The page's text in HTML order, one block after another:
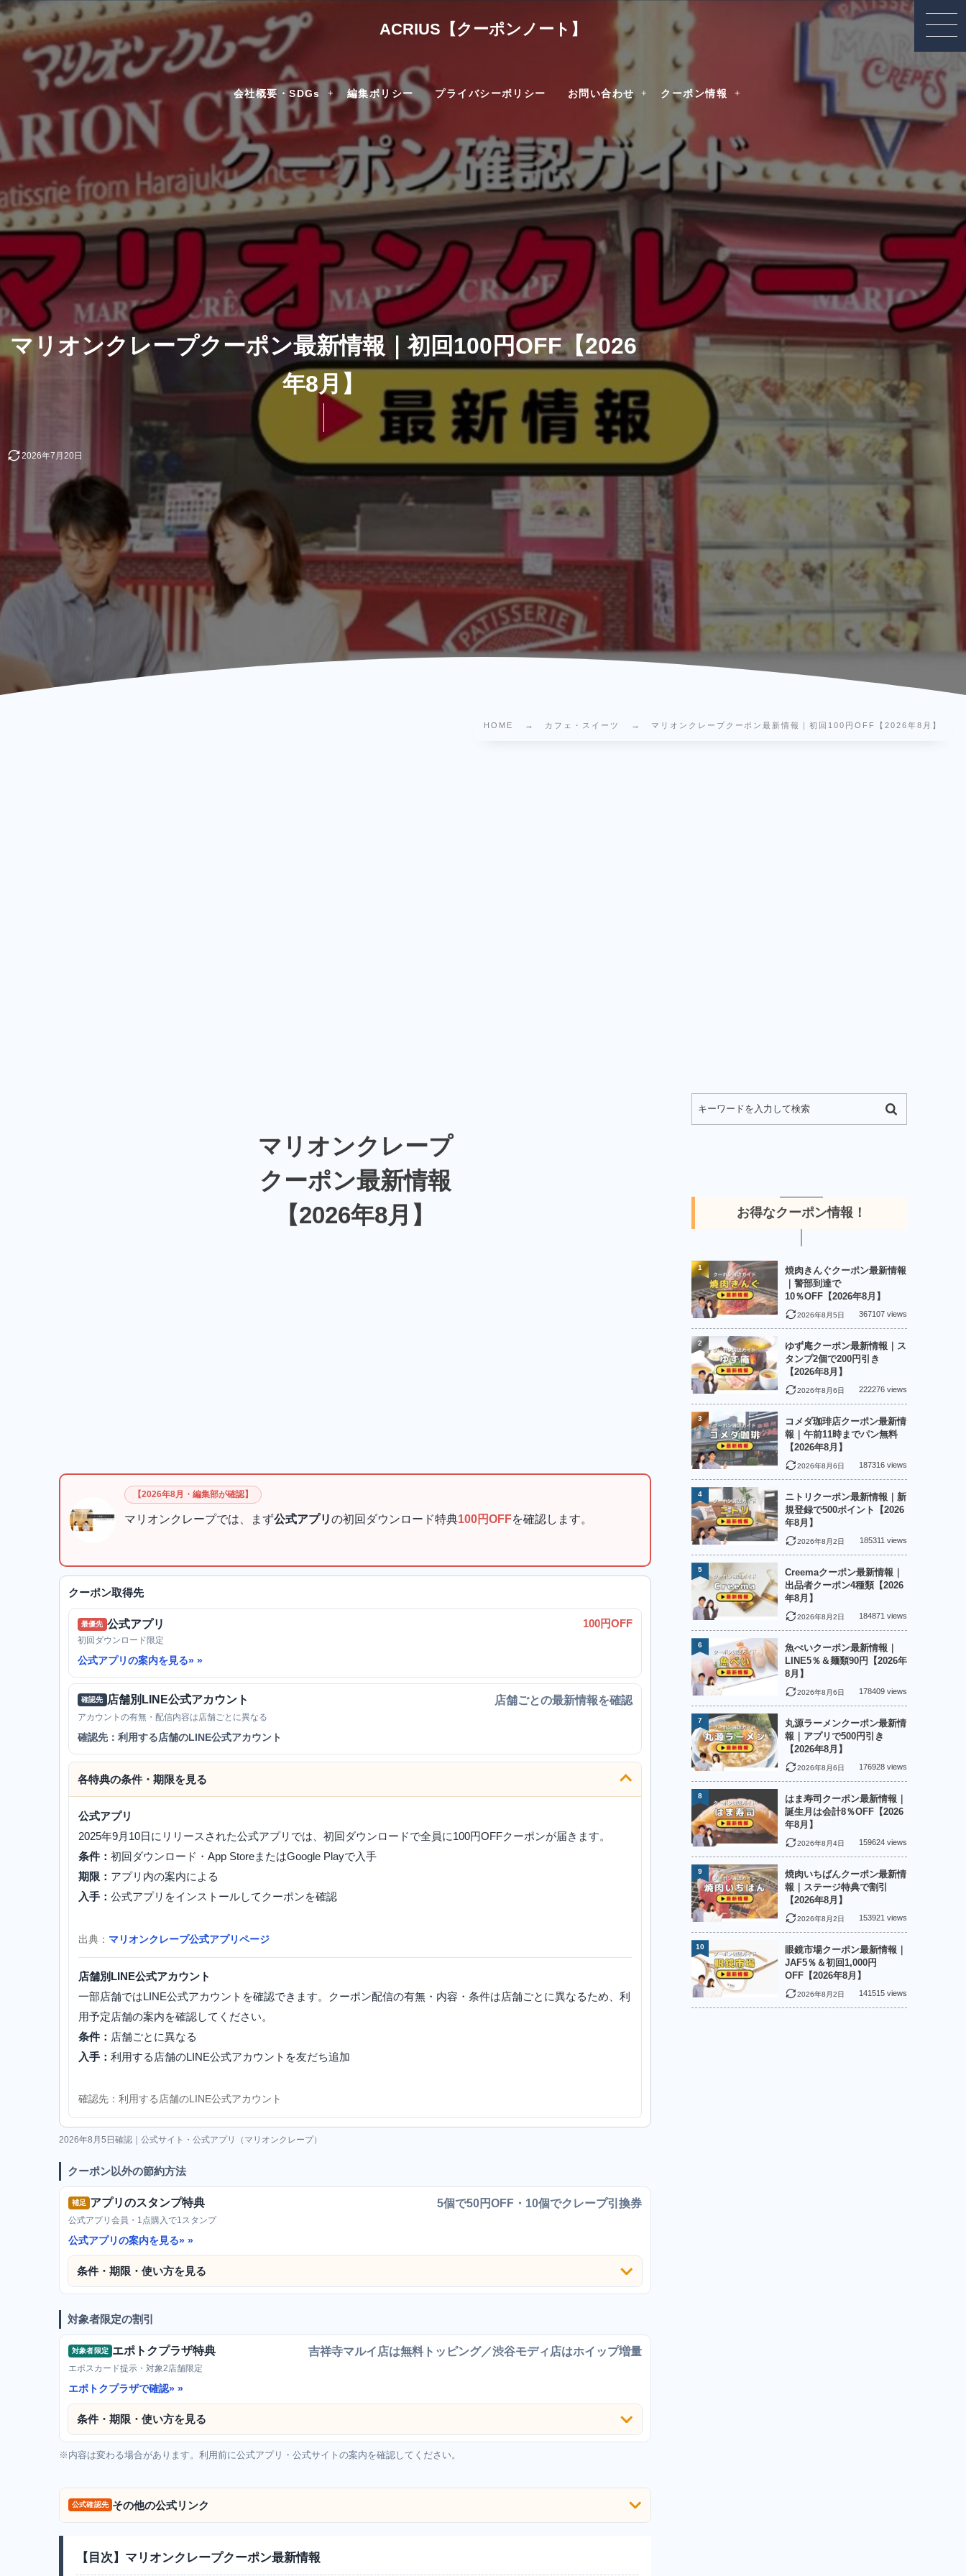
ACRIUS【クーポンノート】
会社概要・SDGs 編集ポリシー プライバシーポリシー お問い合わせ クーポン情報
マリオンクレープクーポン最新情報｜初回100円OFF【2026
年8月】
2026年7月20日
HOME カフェ・スイーツ マリオンクレープクーポン最新情報｜初回100円OFF【2026年8月】
マリオンクレープ
クーポン最新情報
【2026年8月】
【2026年8月・編集部が確認】
マリオンクレープでは、まず公式アプリの初回ダウンロード特典100円OFFを確認します。
クーポン取得先
最優先 公式アプリ 100円OFF
初回ダウンロード限定
公式アプリの案内を見る»
確認先 店舗別LINE公式アカウント 店舗ごとの最新情報を確認
アカウントの有無・配信内容は店舗ごとに異なる
確認先：利用する店舗のLINE公式アカウント
各特典の条件・期限を見る
公式アプリ
2025年9月10日にリリースされた公式アプリでは、初回ダウンロードで全員に100円OFFクーポンが届きます。
条件： 初回ダウンロード・App StoreまたはGoogle Playで入手
期限： アプリ内の案内による
入手： 公式アプリをインストールしてクーポンを確認
出典： マリオンクレープ公式アプリページ
店舗別LINE公式アカウント
一部店舗ではLINE公式アカウントを確認できます。クーポン配信の有無・内容・条件は店舗ごとに異なるため、利
用予定店舗の案内を確認してください。
条件： 店舗ごとに異なる
入手： 利用する店舗のLINE公式アカウントを友だち追加
確認先：利用する店舗のLINE公式アカウント
2026年8月5日確認｜公式サイト・公式アプリ（マリオンクレープ）
クーポン以外の節約方法
補足 アプリのスタンプ特典 5個で50円OFF・10個でクレープ引換券
公式アプリ会員・1点購入で1スタンプ
公式アプリの案内を見る»
条件・期限・使い方を見る
対象者限定の割引
対象者限定 エポトクプラザ特典 吉祥寺マルイ店は無料トッピング／渋谷モディ店はホイップ増量
エポスカード提示・対象2店舗限定
エポトクプラザで確認»
条件・期限・使い方を見る
※内容は変わる場合があります。利用前に公式アプリ・公式サイトの案内を確認してください。
公式確認先 その他の公式リンク
【目次】マリオンクレープクーポン最新情報
お得なクーポン情報！
焼肉きんぐクーポン最新情報
｜警部到達で
10％OFF【2026年8月】
2026年8月5日 367107 views
1
ゆず庵クーポン最新情報｜ス
タンプ2個で200円引き
【2026年8月】
2026年8月6日 222276 views
2
コメダ珈琲店クーポン最新情
報｜午前11時までパン無料
【2026年8月】
2026年8月6日 187316 views
3
ニトリクーポン最新情報｜新
規登録で500ポイント【2026
年8月】
2026年8月2日 185311 views
4
Creemaクーポン最新情報｜
出品者クーポン4種類【2026
年8月】
2026年8月2日 184871 views
5
魚べいクーポン最新情報｜
LINE5％＆麺類90円【2026年
8月】
2026年8月6日 178409 views
6
丸源ラーメンクーポン最新情
報｜アプリで500円引き
【2026年8月】
2026年8月6日 176928 views
7
はま寿司クーポン最新情報｜
誕生月は会計8％OFF【2026
年8月】
2026年8月4日 159624 views
8
焼肉いちばんクーポン最新情
報｜ステージ特典で割引
【2026年8月】
2026年8月2日 153921 views
9
眼鏡市場クーポン最新情報｜
JAF5％＆初回1,000円
OFF【2026年8月】
2026年8月2日 141515 views
10